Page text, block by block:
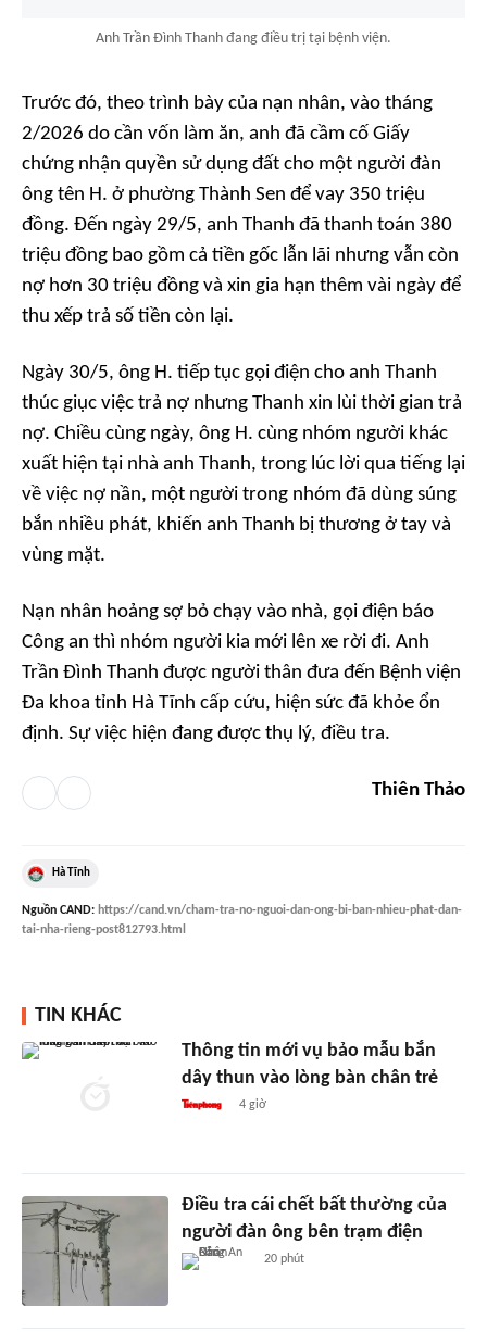
Anh Trần Đình Thanh đang điều trị tại bệnh viện.
Trước đó, theo trình bày của nạn nhân, vào tháng
2/2026 do cần vốn làm ăn, anh đã cầm cố Giấy
chứng nhận quyền sử dụng đất cho một người đàn
ông tên H. ở phường Thành Sen để vay 350 triệu
đồng. Đến ngày 29/5, anh Thanh đã thanh toán 380
triệu đồng bao gồm cả tiền gốc lẫn lãi nhưng vẫn còn
nợ hơn 30 triệu đồng và xin gia hạn thêm vài ngày để
thu xếp trả số tiền còn lại.
Ngày 30/5, ông H. tiếp tục gọi điện cho anh Thanh
thúc giục việc trả nợ nhưng Thanh xin lùi thời gian trả
nợ. Chiều cùng ngày, ông H. cùng nhóm người khác
xuất hiện tại nhà anh Thanh, trong lúc lời qua tiếng lại
về việc nợ nần, một người trong nhóm đã dùng súng
bắn nhiều phát, khiến anh Thanh bị thương ở tay và
vùng mặt.
Nạn nhân hoảng sợ bỏ chạy vào nhà, gọi điện báo
Công an thì nhóm người kia mới lên xe rời đi. Anh
Trần Đình Thanh được người thân đưa đến Bệnh viện
Đa khoa tỉnh Hà Tĩnh cấp cứu, hiện sức đã khỏe ổn
định. Sự việc hiện đang được thụ lý, điều tra.
Thiên Thảo
Hà Tĩnh
Nguồn CAND: https://cand.vn/cham-tra-no-nguoi-dan-ong-bi-ban-nhieu-phat-dan-
tai-nha-rieng-post812793.html
TIN KHÁC
Thông tin mới vụ bảo mẫu bắn
dây thun vào lòng bàn chân trẻ
4 giờ
Điều tra cái chết bất thường của
người đàn ông bên trạm điện
20 phút